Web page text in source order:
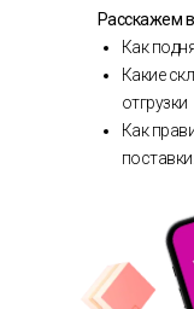
Расскажем
Как
Какие
отгрузки
Как
поставки.